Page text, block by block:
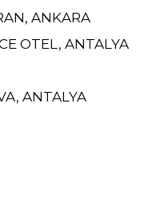
ANKARA
OTEL, ANTALYA
ANTALYA